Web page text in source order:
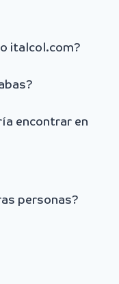
italcol.com?
encontrar en
personas?